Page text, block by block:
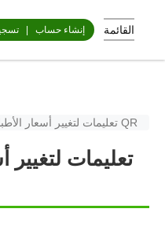
إنشاء حساب القائمة
تعليمات لتغيير أسعار الأطباق بسرعة في قائمة QR
تعليمات